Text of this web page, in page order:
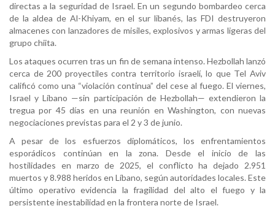
directas a la seguridad de Israel. En un segundo bombardeo cerca
de la aldea de Al-Khiyam, en el sur libanés, las FDI destruyeron
almacenes con lanzadores de misiles, explosivos y armas ligeras del
grupo chiita.
Los ataques ocurren tras un fin de semana intenso. Hezbollah lanzó
cerca de 200 proyectiles contra territorio israelí, lo que Tel Aviv
calificó como una “violación continua” del cese al fuego. El viernes,
Israel y Líbano —sin participación de Hezbollah— extendieron la
tregua por 45 días en una reunión en Washington, con nuevas
negociaciones previstas para el 2 y 3 de junio.
A pesar de los esfuerzos diplomáticos, los enfrentamientos
esporádicos continúan en la zona. Desde el inicio de las
hostilidades en marzo de 2025, el conflicto ha dejado 2.951
muertos y 8.988 heridos en Líbano, según autoridades locales. Este
último operativo evidencia la fragilidad del alto el fuego y la
persistente inestabilidad en la frontera norte de Israel.